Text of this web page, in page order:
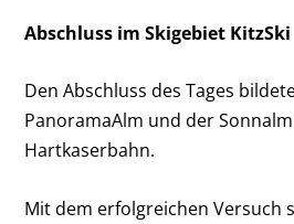
Abschluss im Skigebiet KitzSki
Den Abschluss des Tages
PanoramaAlm und der
Hartkaserbahn.
Mit dem erfolgreichen Versuch